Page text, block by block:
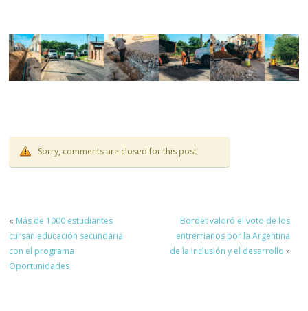
Sorry, comments are closed for this post
« Más de 1000 estudiantes
cursan educación secundaria
con el programa
Oportunidades
Bordet valoró el voto de los
entrerrianos por la Argentina
de la inclusión y el desarrollo »